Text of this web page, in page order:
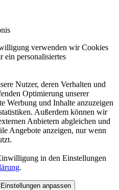
verwenden wir Cookies
ein personalisiertes
Nutzer, deren Verhalten und
Optimierung unserer
Werbung und Inhalte anzuzeigen
Außerdem können wir
Anbietern abgleichen und
Angebote anzeigen, nur wenn
in den Einstellungen
.
Einstellungen anpassen